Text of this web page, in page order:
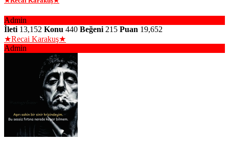
Admin
İleti 13,152 Konu 440 Beğeni 215 Puan 19,652
★Recai Karakuş★
Admin